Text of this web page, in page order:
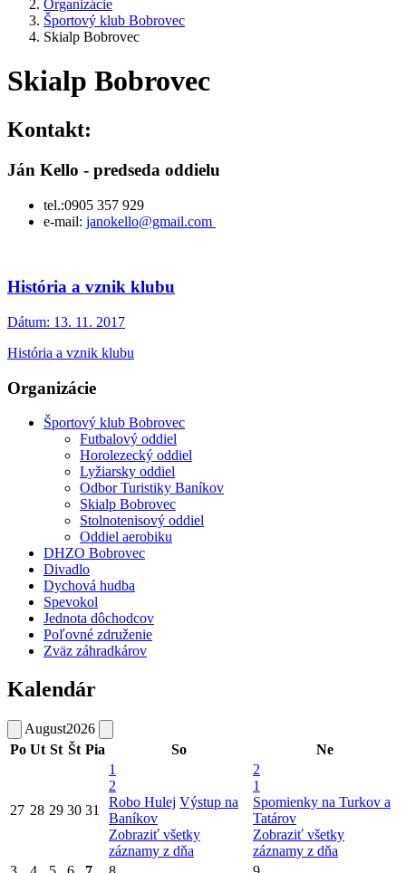
Organizácie
Športový klub Bobrovec
Skialp Bobrovec
Skialp Bobrovec
Kontakt:
Ján Kello - predseda oddielu
tel.:0905 357 929
e-mail: janokello@gmail.com
História a vznik klubu
Dátum: 13. 11. 2017
História a vznik klubu
Organizácie
Športový klub Bobrovec
Futbalový oddiel
Horolezecký oddiel
Lyžiarsky oddiel
Odbor Turistiky Baníkov
Skialp Bobrovec
Stolnotenisový oddiel
Oddiel aerobiku
DHZO Bobrovec
Divadlo
Dychová hudba
Spevokol
Jednota dôchodcov
Poľovné združenie
Zväz záhradkárov
Kalendár
August2026
Po Ut St Št Pia So Ne
27 28 29 30 31
1
2
Robo Hulej Výstup na
Baníkov
Zobraziť všetky
záznamy z dňa
2
1
Spomienky na Turkov a
Tatárov
Zobraziť všetky
záznamy z dňa